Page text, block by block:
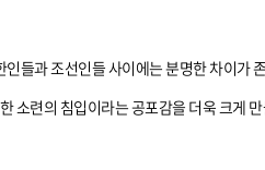
들과 조선인들 사이에는 분명한 차이가
소련의 침입이라는 공포감을 더욱 크게